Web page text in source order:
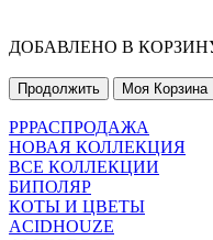
ДОБАВЛЕНО В
Продолжить Моя Корзина
РРРАСПРОДАЖА
НОВАЯ КОЛЛЕКЦИЯ
ВСЕ КОЛЛЕКЦИИ
БИПОЛЯР
КОТЫ И ЦВЕТЫ
ACIDHOUZE